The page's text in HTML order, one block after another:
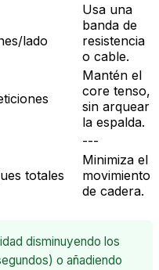
lado
Usa una
banda de
resistencia
o cable.
Mantén el
core tenso,
sin arquear
la espalda.
---
totales
Minimiza el
movimiento
de cadera.
disminuyendo los
o añadiendo